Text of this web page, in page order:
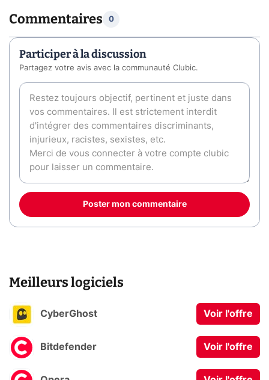
Commentaires 0
Participer à la discussion
Partagez votre avis avec la communauté Clubic.
Poster mon commentaire
Meilleurs logiciels
CyberGhost Voir l'offre
Bitdefender Voir l'offre